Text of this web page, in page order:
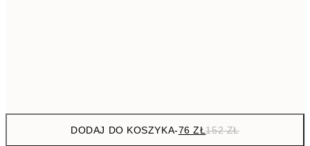
DODAJ DO KOSZYKA-76 ZŁ152 ZŁ